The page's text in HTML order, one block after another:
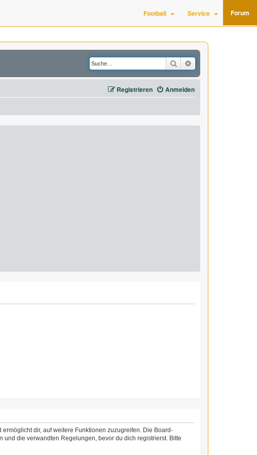
Football Service Forum
Suche
Anmelden
Registrieren
dir, auf weitere Funktionen zuzugreifen. Die Board-
die verwandten Regelungen, bevor du dich registrierst. Bitte